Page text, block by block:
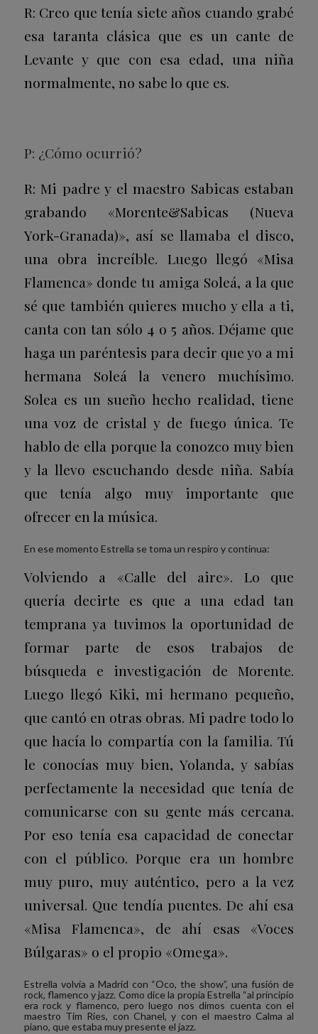
R: Creo que tenía siete años cuando grabé
esa taranta clásica que es un cante de
Levante y que con esa edad, una niña
normalmente, no sabe lo que es.
P: ¿Cómo ocurrió?
R: Mi padre y el maestro Sabicas estaban
grabando «Morente&Sabicas (Nueva
York-Granada)», así se llamaba el disco,
una obra increíble. Luego llegó «Misa
Flamenca» donde tu amiga Soleá, a la que
sé que también quieres mucho y ella a ti,
canta con tan sólo 4 o 5 años. Déjame que
haga un paréntesis para decir que yo a mi
hermana Soleá la venero muchísimo.
Solea es un sueño hecho realidad, tiene
una voz de cristal y de fuego única. Te
hablo de ella porque la conozco muy bien
y la llevo escuchando desde niña. Sabía
que tenía algo muy importante que
ofrecer en la música.
En ese momento Estrella se toma un respiro y continua:
Volviendo a «Calle del aire». Lo que
quería decirte es que a una edad tan
temprana ya tuvimos la oportunidad de
formar parte de esos trabajos de
búsqueda e investigación de Morente.
Luego llegó Kiki, mi hermano pequeño,
que cantó en otras obras. Mi padre todo lo
que hacía lo compartía con la familia. Tú
le conocías muy bien, Yolanda, y sabías
perfectamente la necesidad que tenía de
comunicarse con su gente más cercana.
Por eso tenía esa capacidad de conectar
con el público. Porque era un hombre
muy puro, muy auténtico, pero a la vez
universal. Que tendía puentes. De ahí esa
«Misa Flamenca», de ahí esas «Voces
Búlgaras» o el propio «Omega».
Estrella volvía a Madrid con “Oco, the show”, una fusión de
rock, flamenco y jazz. Como dice la propia Estrella “al principio
era rock y flamenco, pero luego nos dimos cuenta con el
maestro Tim Ries, con Chanel, y con el maestro Calma al
piano, que estaba muy presente el jazz.